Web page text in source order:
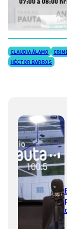
CLAUDIA ÁLAMO
HÉCTOR BARROS